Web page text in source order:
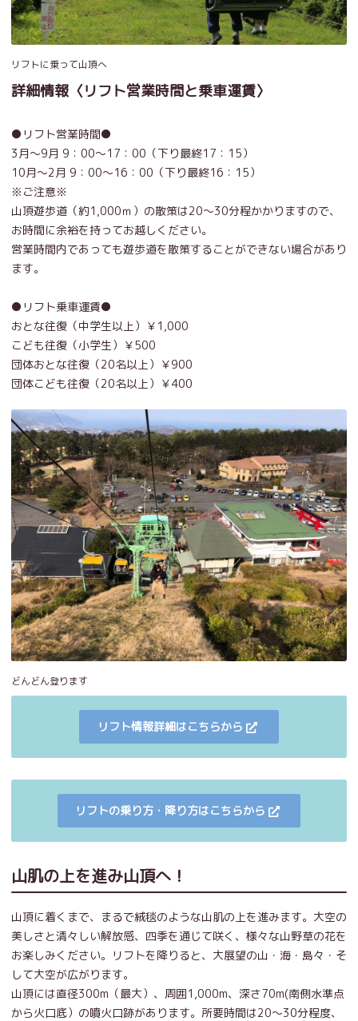
リフトに乗って山頂へ
詳細情報〈リフト営業時間と乗車運賃〉
●リフト営業時間●
3月〜9月 9：00～17：00（下り最終17：15）
10月〜2月 9：00～16：00（下り最終16：15）
※ご注意※
山頂遊歩道（約1,000ｍ）の散策は20～30分程かかりますので、
お時間に余裕を持ってお越しください。
営業時間内であっても遊歩道を散策することができない場合があり
ます。
●リフト乗車運賃●
おとな往復（中学生以上）￥1,000
こども往復（小学生）￥500
団体おとな往復（20名以上）￥900
団体こども往復（20名以上）￥400
どんどん登ります
リフト情報詳細はこちらから
リフトの乗り方・降り方はこちらから
山肌の上を進み山頂へ！
山頂に着くまで、まるで絨毯のような山肌の上を進みます。大空の
美しさと清々しい解放感、四季を通じて咲く、様々な山野草の花を
お楽しみください。リフトを降りると、大展望の山・海・島々・そ
して大空が広がります。
山頂には直径300m（最大）、周囲1,000m、深さ70m(南側水準点
から火口底）の噴火口跡があります。所要時間は20～30分程度、